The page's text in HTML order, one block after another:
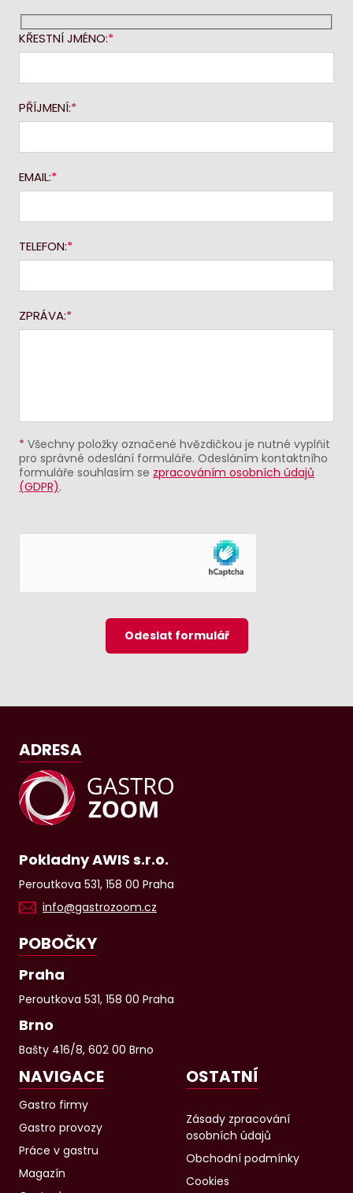
KŘESTNÍ JMÉNO:
PŘÍJMENÍ:
EMAIL:
TELEFON:
ZPRÁVA:
* Všechny položky označené hvězdičkou je nutné vyplňit
pro správné odeslání formuláře. Odesláním kontaktního
formuláře souhlasím se zpracováním osobních údajů
(GDPR).
Odeslat formulář
ADRESA
Pokladny AWIS s.r.o.
Peroutkova 531, 158 00 Praha
info@gastrozoom.cz
POBOČKY
Praha
Peroutkova 531, 158 00 Praha
Brno
Bašty 416/8, 602 00 Brno
NAVIGACE
Gastro firmy
Gastro provozy
Práce v gastru
Magazín
OSTATNÍ
Zásady zpracování
osobních údajů
Obchodní podmínky
Cookies